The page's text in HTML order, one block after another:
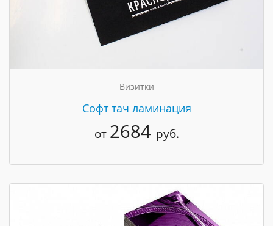
Визитки
Cофт тач ламинация
от 2684 руб.